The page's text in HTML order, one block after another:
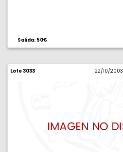
Salida: 50€
Lote 3033 22/10/2003